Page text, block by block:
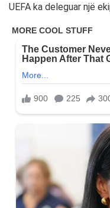
UEFA ka deleguar një